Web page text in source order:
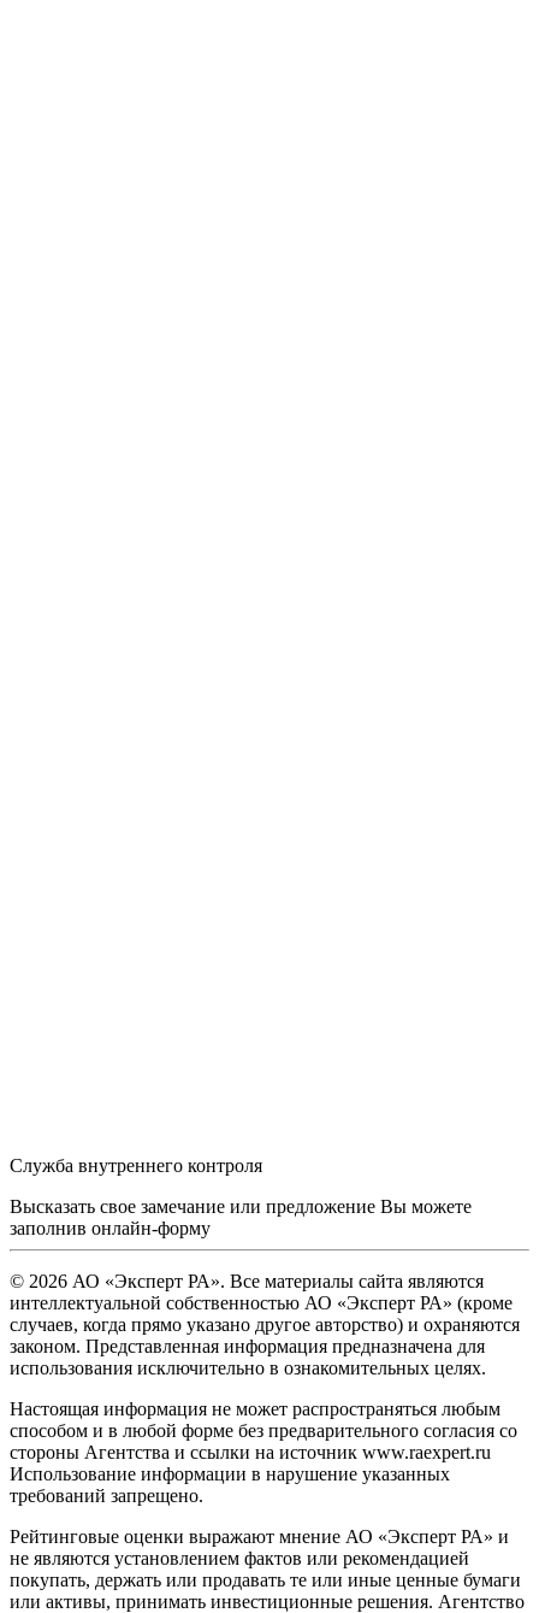
Служба внутреннего контроля
Высказать свое замечание или предложение Вы можете
заполнив онлайн-форму
© 2026 АО «Эксперт РА». Все материалы сайта являются
интеллектуальной собственностью АО «Эксперт РА» (кроме
случаев, когда прямо указано другое авторство) и охраняются
законом. Представленная информация предназначена для
использования исключительно в ознакомительных целях.
Настоящая информация не может распространяться любым
способом и в любой форме без предварительного согласия со
стороны Агентства и ссылки на источник www.raexpert.ru
Использование информации в нарушение указанных
требований запрещено.
Рейтинговые оценки выражают мнение АО «Эксперт РА» и
не являются установлением фактов или рекомендацией
покупать, держать или продавать те или иные ценные бумаги
или активы, принимать инвестиционные решения. Агентство